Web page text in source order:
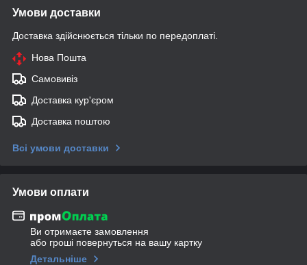
Умови доставки
Доставка здійснюється тільки по передоплаті.
Нова Пошта
Самовивіз
Доставка кур'єром
Доставка поштою
Всі умови доставки
Умови оплати
Ви отримаєте замовлення
або гроші повернуться на вашу картку
Детальніше